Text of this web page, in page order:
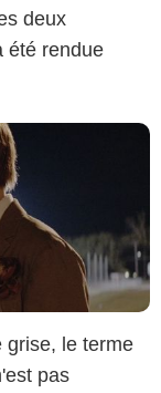
deux
été rendue
le terme
pas